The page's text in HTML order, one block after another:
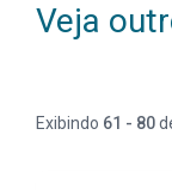
Veja
Exibindo 61 - 80